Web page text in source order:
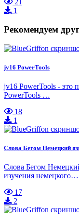
21
1
Рекомендуем
jv16 PowerTools
jv16 PowerTools - это
PowerTools …
18
1
Слова Бегом Немецкий
Слова Бегом
изучения немецкого…
17
2